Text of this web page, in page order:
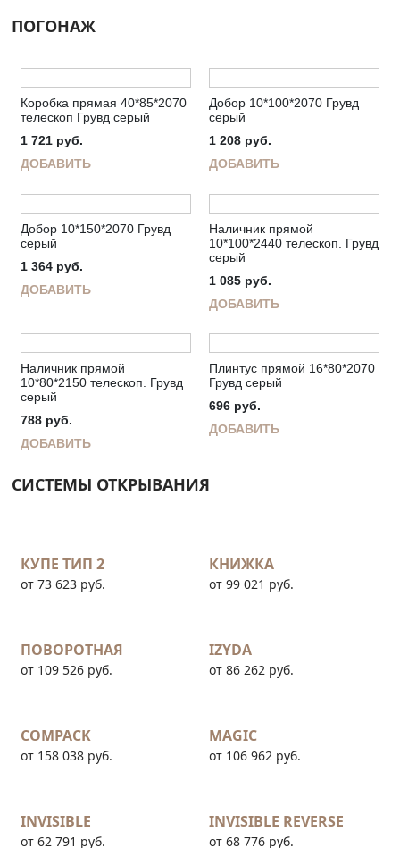
ПОГОНАЖ
Коробка прямая 40*85*2070
телескоп Грувд серый
1 721 руб.
ДОБАВИТЬ
Добор 10*100*2070 Грувд
серый
1 208 руб.
ДОБАВИТЬ
Добор 10*150*2070 Грувд
серый
1 364 руб.
ДОБАВИТЬ
Наличник прямой
10*100*2440 телескоп. Грувд
серый
1 085 руб.
ДОБАВИТЬ
Наличник прямой
10*80*2150 телескоп. Грувд
серый
788 руб.
ДОБАВИТЬ
Плинтус прямой 16*80*2070
Грувд серый
696 руб.
ДОБАВИТЬ
СИСТЕМЫ ОТКРЫВАНИЯ
КУПЕ ТИП 2
от 73 623 руб.
КНИЖКА
от 99 021 руб.
ПОВОРОТНАЯ
от 109 526 руб.
IZYDA
от 86 262 руб.
COMPACK
от 158 038 руб.
MAGIC
от 106 962 руб.
INVISIBLE
от 62 791 руб.
INVISIBLE REVERSE
от 68 776 руб.